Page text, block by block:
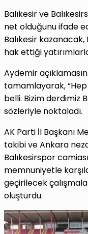
Balıkesir ve
net olduğunu ifade
Balıkesir
hak ettiği
Aydemir
tamamlayarak,
belli. Bizim derdimiz
sözleriyle noktaladı.
AK Parti İl Başkanı
takibi ve Ankara
Balıkesirspor
memnuniyetle
geçirilecek
oluşturdu.